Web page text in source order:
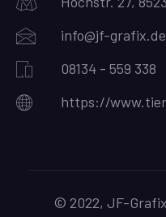
info@jf-grafix.de
08134 - 559 338
https://
© 2022, JF-